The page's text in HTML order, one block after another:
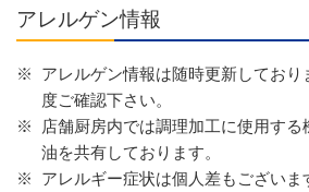
アレルゲン情報
※
アレルゲン情報は随時更新してお
度ご確認下さい。
※
店舗厨房内では調理加工に使用す
油を共有しております。
※
アレルギー症状は個人差もござい